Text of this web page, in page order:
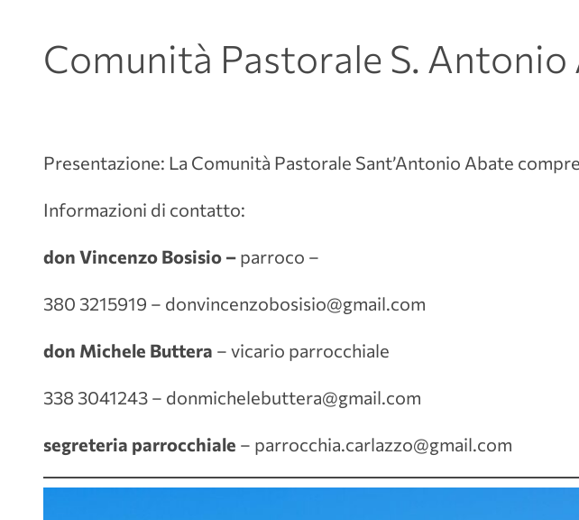
Comunità Pastorale S. Antonio
Presentazione: La Comunità Pastorale Sant’Antonio Abate
Informazioni di contatto:
don Vincenzo Bosisio – parroco –
380 3215919 – donvincenzobosisio@gmail.com
don Michele Buttera – vicario parrocchiale
338 3041243 – donmichelebuttera@gmail.com
segreteria parrocchiale – parrocchia.carlazzo@gmail.com